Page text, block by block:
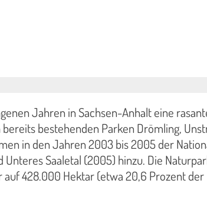
Jahren in Sachsen-Anhalt eine
bestehenden Parken Drömling,
in den Jahren 2003 bis 2005 der
Saaletal (2005) hinzu. Die
428.000 Hektar (etwa 20,6 Prozent der